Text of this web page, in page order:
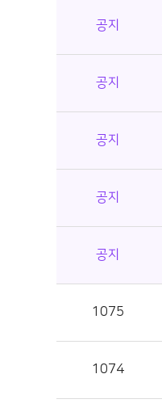
공지
공지
공지
공지
공지
1075
1074